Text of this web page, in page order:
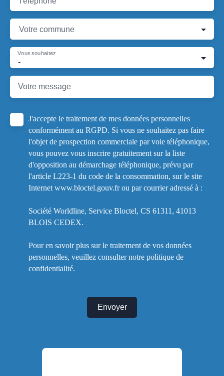
Votre commune
-
Vous souhaitez
Votre message
J'accepte le traitement de mes données personnelles
conformément au RGPD. Si vous ne souhaitez pas faire
l'objet de prospection commerciale par voie téléphonique,
vous pouvez vous inscrire gratuitement sur la liste
d'opposition au démarchage téléphonique, prévu par
l'article L223-1 du code de la consommation, sur le site
Internet www.bloctel.gouv.fr ou par courrier adressé à :
Société Worldline, Service Bloctel, CS 61311, 41013
BLOIS CEDEX.
Pour en savoir plus sur le traitement de vos données
personnelles, veuillez consulter notre politique de
confidentialité.
Envoyer